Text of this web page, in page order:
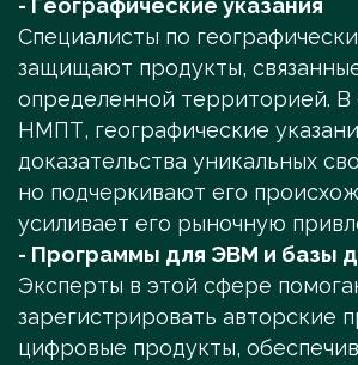
- Географические указания
Специалисты по
защищают продукты,
определенной территорией. В
НМПТ, географические
доказательства уникальных
но подчеркивают его
усиливает его рыночную
- Программы для ЭВМ и базы
Эксперты в этой сфере
зарегистрировать авторские
цифровые продукты,